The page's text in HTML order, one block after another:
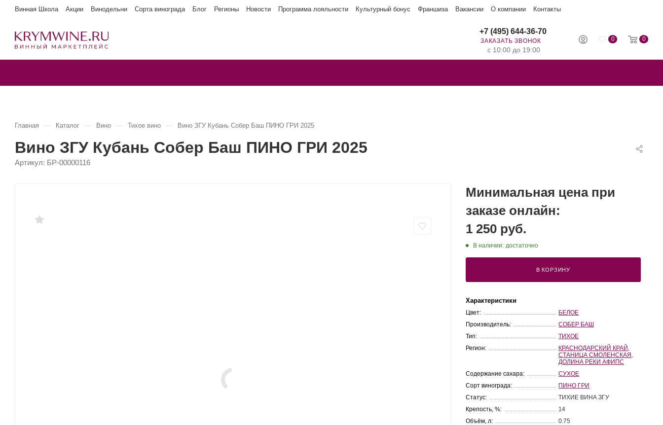
Винная Школа Акции Винодельни Сорта винограда Блог Регионы Новости Программа лояльности Культурный бонус Франшиза Вакансии О компании Контакты
0 0
+7 (495) 644-36-70
ЗАКАЗАТЬ ЗВОНОК
с 10:00 до 19:00
Главная — Каталог — Вино — Тихое вино — Вино ЗГУ Кубань Собер Баш ПИНО ГРИ 2025
Вино ЗГУ Кубань Собер Баш ПИНО ГРИ 2025
Артикул: БР-00000116
Минимальная цена при
заказе онлайн:
1 250 руб.
В наличии: достаточно
В КОРЗИНУ
Характеристики
Цвет:
БЕЛОЕ
Производитель:
СОБЕР БАШ
Тип:
ТИХОЕ
Регион:
КРАСНОДАРСКИЙ КРАЙ
СТАНИЦА СМОЛЕНСКАЯ
ДОЛИНА РЕКИ АФИПС
Содержание сахара:
СУХОЕ
Сорт винограда:
ПИНО ГРИ
Статус:
ТИХИЕ ВИНА ЗГУ
Крепость, %:
14
Объём, л:
0.75